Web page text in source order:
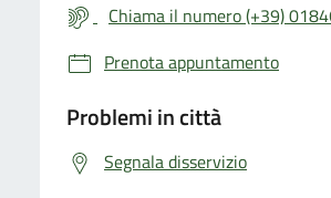
Chiama il numero (+39)
Prenota appuntamento
Problemi in città
Segnala disservizio